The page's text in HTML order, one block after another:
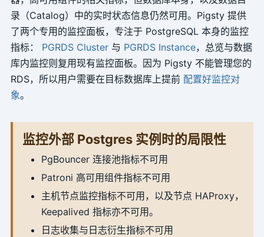
录（Catalog）中的实时状态信息仍然可用。Pigsty 提供
了两个专用的监控面板，专注于 PostgreSQL 本身的监控
指标： PGRDS Cluster与 PGRDS Instance，总览与数据
库内监控则复用现有监控面板。因为 Pigsty 不能管理您的
RDS，所以用户需要在目标数据库上提前 配置好监控对
象。
监控外部 Postgres 实例时的局限性
PgBouncer 连接池指标不可用
Patroni 高可用组件指标不可用
主机节点监控指标不可用，以及节点 HAProxy，
Keepalived 指标亦不可用。
日志收集与日志衍生指标不可用